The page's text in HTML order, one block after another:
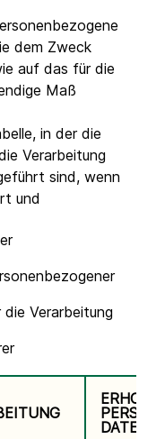
dem Zweck
auf das für die
Maß
in der die
Verarbeitung
sind, wenn
und
Verarbeitung
DATEN